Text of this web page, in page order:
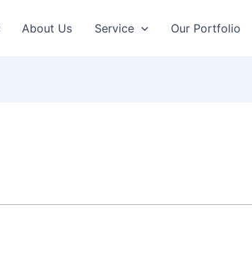
About Us Service Our Portfolio